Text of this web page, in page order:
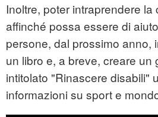
Inoltre, poter intraprendere la
affinché possa essere di
persone, dal prossimo anno,
un libro e, a breve, creare un
intitolato "Rinascere disabili"
informazioni su sport e